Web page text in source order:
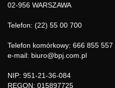
02-956 WARSZAWA
Telefon: (22) 55 00 700
Telefon komórkowy: 666 855 557
e-mail: biuro@bpj.com.pl
NIP: 951-21-36-084
REGON: 015897725